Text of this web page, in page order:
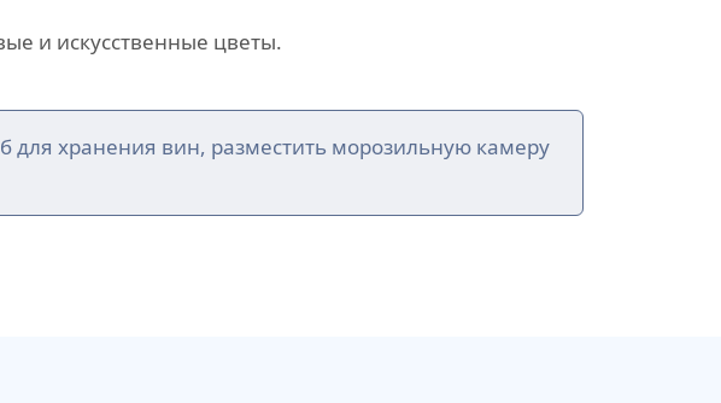
и искусственные цветы.
хранения вин, разместить морозильную камеру